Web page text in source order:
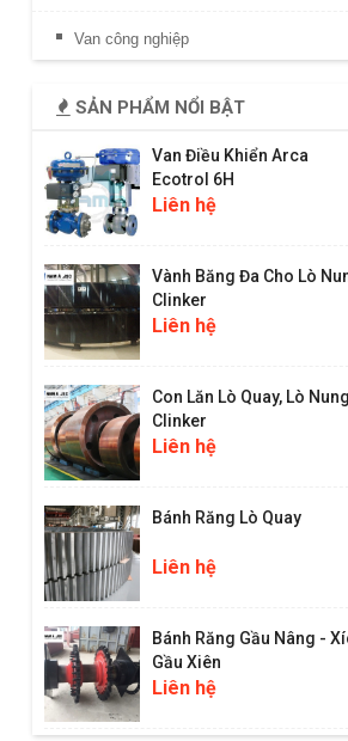
Van công nghiệp
SẢN PHẨM NỔI BẬT
Van Điều Khiển Arca
Ecotrol 6H
Liên hệ
Vành Băng Đa Cho Lò
Clinker
Liên hệ
Con Lăn Lò Quay, Lò Nung
Clinker
Liên hệ
Bánh Răng Lò Quay
Liên hệ
Bánh Răng Gầu Nâng -
Gầu Xiên
Liên hệ